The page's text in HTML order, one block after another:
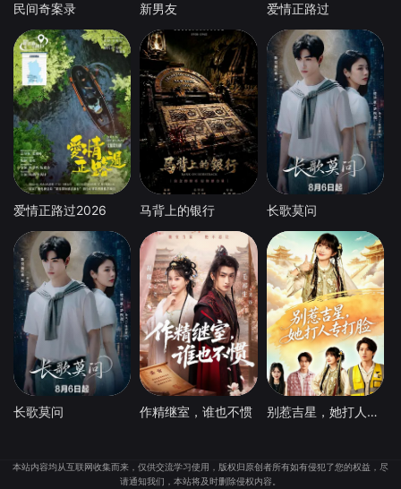
民间奇案录 新男友 爱情正路过
爱情正路过2026 马背上的银行 长歌莫问
长歌莫问 作精继室，谁也不惯 别惹吉星，她打人专打脸
本站内容均从互联网收集而来，仅供交流学习使用，版权归原创者所有如有侵犯了您的权益，尽
请通知我们，本站将及时删除侵权内容。